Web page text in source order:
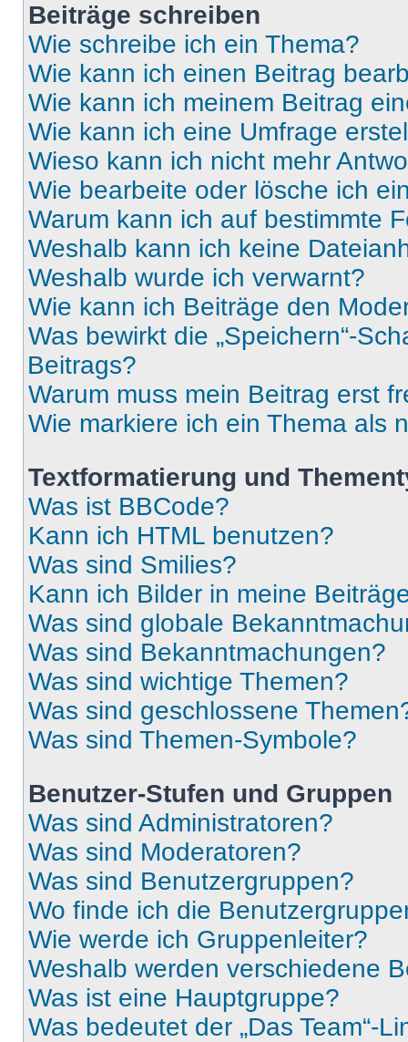
Beiträge schreiben
Wie schreibe ich ein Thema?
Wie kann ich einen Beitrag
Wie kann ich meinem Beitrag
Wie kann ich eine Umfrage
Wieso kann ich nicht mehr
Wie bearbeite oder lösche ich
Warum kann ich auf bestimmte
Weshalb kann ich keine
Weshalb wurde ich verwarnt?
Wie kann ich Beiträge den
Was bewirkt die „Speichern“-
Beitrags?
Warum muss mein Beitrag erst
Wie markiere ich ein Thema als
Textformatierung und
Was ist BBCode?
Kann ich HTML benutzen?
Was sind Smilies?
Kann ich Bilder in meine
Was sind globale
Was sind Bekanntmachungen?
Was sind wichtige Themen?
Was sind geschlossene
Was sind Themen-Symbole?
Benutzer-Stufen und Gruppen
Was sind Administratoren?
Was sind Moderatoren?
Was sind Benutzergruppen?
Wo finde ich die
Wie werde ich Gruppenleiter?
Weshalb werden verschiedene
Was ist eine Hauptgruppe?
Was bedeutet der „Das Team“-